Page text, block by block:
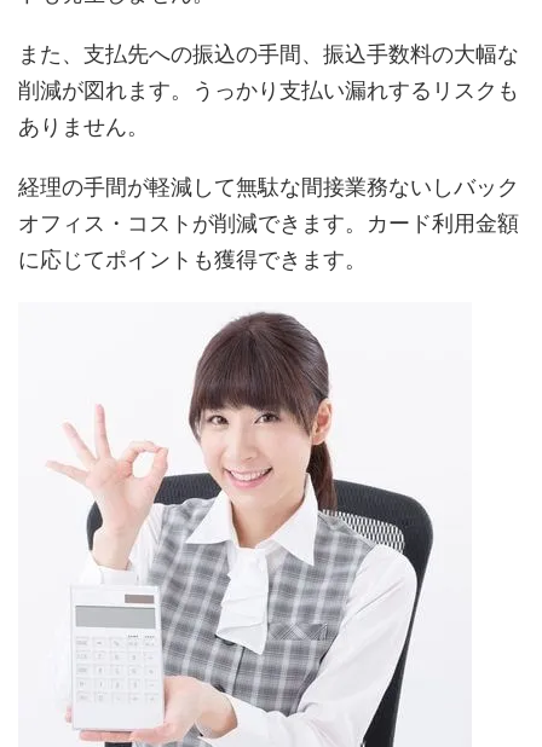
また、支払先への振込の手間、振込手数料の大幅な
削減が図れます。うっかり支払い漏れするリスクも
ありません。
経理の手間が軽減して無駄な間接業務ないしバック
オフィス・コストが削減できます。カード利用金額
に応じてポイントも獲得できます。